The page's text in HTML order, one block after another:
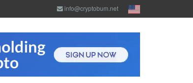
info@cryptobum.net